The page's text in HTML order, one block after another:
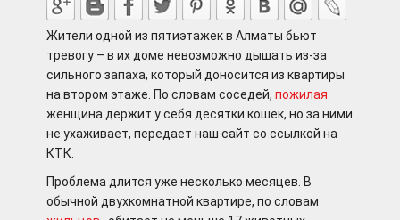
Жители одной из пятиэтажек в Алматы бьют
тревогу – в их доме невозможно дышать из-за
сильного запаха, который доносится из квартиры
на втором этаже. По словам соседей,пожилая
женщина держит у себя десятки кошек, но за ними
не ухаживает, передает наш сайт со ссылкой на
КТК.
Проблема длится уже несколько месяцев. В
обычной двухкомнатной квартире, по словам